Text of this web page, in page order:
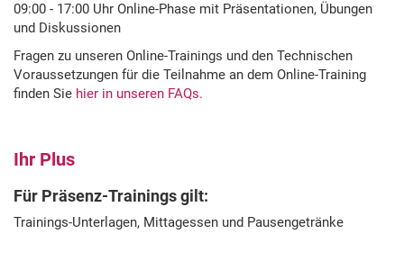
09:00 - 17:00 Uhr Online-Phase mit Präsentationen, Übungen
und Diskussionen
Fragen zu unseren Online-Trainings und den Technischen
Voraussetzungen für die Teilnahme an dem Online-Training
finden Sie hier in unseren FAQs.
Ihr Plus
Für Präsenz-Trainings gilt:
Trainings-Unterlagen, Mittagessen und Pausengetränke